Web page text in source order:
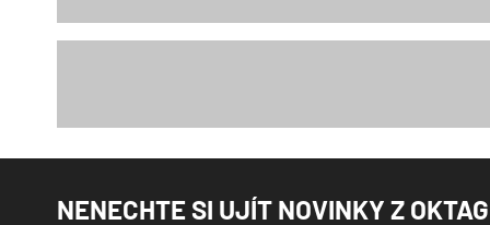
NENECHTE SI UJÍT NOVINKY Z